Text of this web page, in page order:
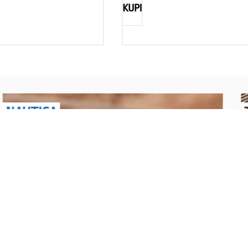
KUPI
NAUTICA